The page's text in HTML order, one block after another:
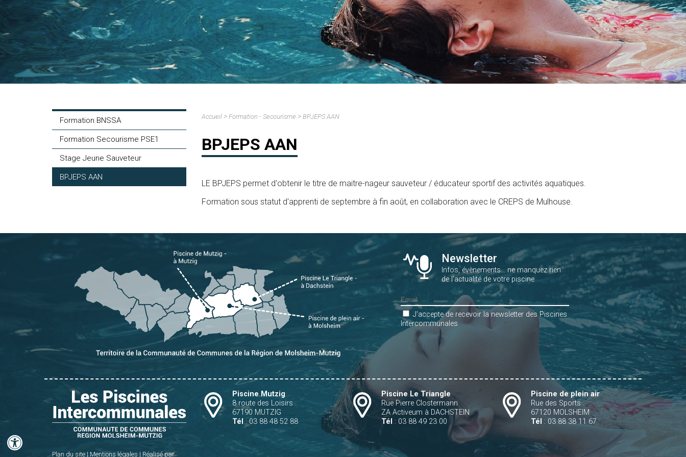
Formation BNSSA
Formation Secourisme PSE1
Stage Jeune Sauveteur
BPJEPS AAN
Accueil> Formation - Secourisme > BPJEPS AAN
BPJEPS AAN
LE BPJEPS permet d'obtenir le titre de maitre-nageur sauveteur / éducateur sportif des activités aquatiques.
Formation sous statut d'apprenti de septembre à fin août, en collaboration avec le CREPS de Mulhouse.
Newsletter
Infos, évènements… ne manquez rien
de l'actualité de votre piscine
J'accepte de recevoir la newsletter des Piscines
Intercommunales
Plan du site |Mentions légales | Réalisé par
Piscine Mutzig
8 route des Loisirs
67190 MUTZIG
Tél : 03 88 48 52 88
Piscine Le Triangle
Rue Pierre Clostermann
ZA Activeum à DACHSTEIN
Tél : 03 88 49 23 00
Piscine de plein air
Rue des Sports
67120 MOLSHEIM
Tél : 03 88 38 11 67